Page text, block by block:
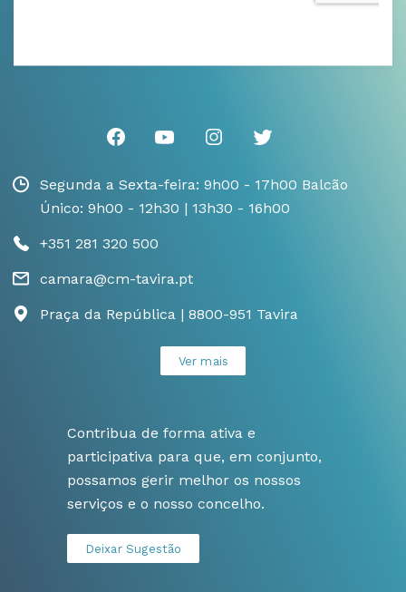
Segunda a Sexta-feira: 9h00 - 17h00 Balcão
Único: 9h00 - 12h30 | 13h30 - 16h00
+351 281 320 500
camara@cm-tavira.pt
Praça da República | 8800-951 Tavira
Ver mais
Contribua de forma ativa e
participativa para que, em conjunto,
possamos gerir melhor os nossos
serviços e o nosso concelho.
Deixar Sugestão